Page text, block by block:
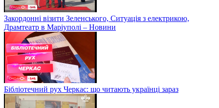
Закордонні візити Зеленського, Ситуація з електрикою,
Драмтеатр в Маріуполі – Новини
Бібліотечний рух Черкас: що читають українці зараз